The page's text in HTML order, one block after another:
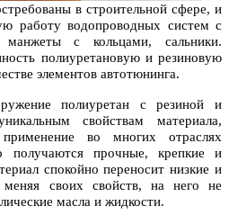
в строительной сфере, и
работу водопроводных систем с
манжеты с кольцами, сальники.
полиуретановую и резиновую
элементов автотюнинга.
полиуретан с резиной и
свойствам материала,
во многих отраслях
получаются прочные, крепкие и
спокойно переносит низкие и
своих свойств, на него не
масла и жидкости.